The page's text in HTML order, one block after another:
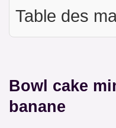
Table des
Bowl cake
banane